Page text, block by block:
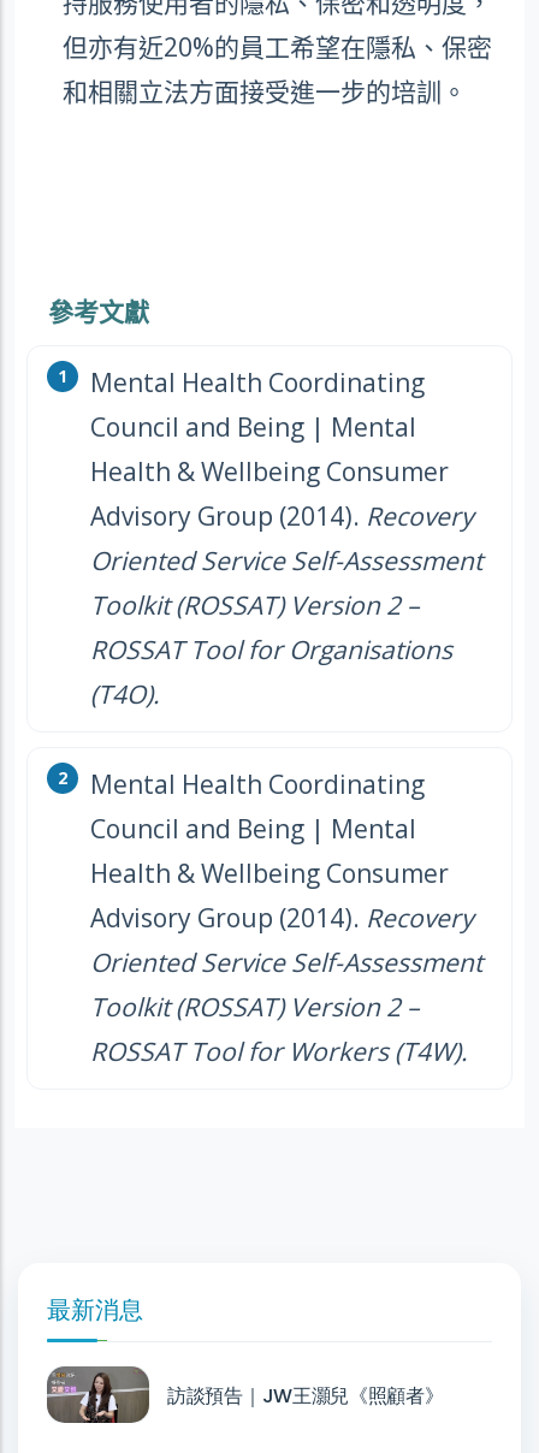
但亦有近20%的員工希望在隱私、保密
和相關立法方面接受進一步的培訓。
參考文獻
Mental Health Coordinating
Council and Being | Mental
Health & Wellbeing Consumer
Advisory Group (2014). Recovery
Oriented Service Self-Assessment
Toolkit (ROSSAT) Version 2 –
ROSSAT Tool for Organisations
(T4O).
Mental Health Coordinating
Council and Being | Mental
Health & Wellbeing Consumer
Advisory Group (2014). Recovery
Oriented Service Self-Assessment
Toolkit (ROSSAT) Version 2 –
ROSSAT Tool for Workers (T4W).
最新消息
訪談預告｜JW王灝兒《照顧者》